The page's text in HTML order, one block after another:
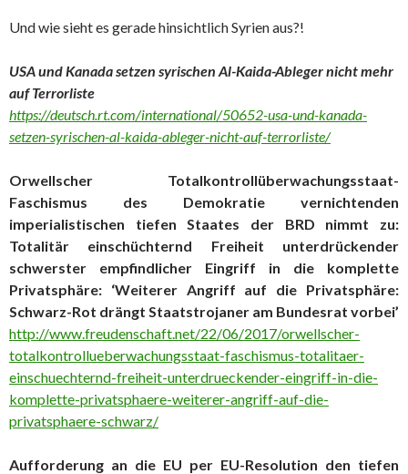
Und wie sieht es gerade hinsichtlich Syrien aus?!
USA und Kanada setzen syrischen Al-Kaida-Ableger nicht mehr
auf Terrorliste
https://deutsch.rt.com/international/50652-usa-und-kanada-
setzen-syrischen-al-kaida-ableger-nicht-auf-terrorliste/
Orwellscher Totalkontrollüberwachungsstaat-
Faschismus des Demokratie vernichtenden
imperialistischen tiefen Staates der BRD nimmt zu:
Totalitär einschüchternd Freiheit unterdrückender
schwerster empfindlicher Eingriff in die komplette
Privatsphäre: ‘Weiterer Angriff auf die Privatsphäre:
Schwarz-Rot drängt Staatstrojaner am Bundesrat vorbei’
http://www.freudenschaft.net/22/06/2017/orwellscher-
totalkontrollueberwachungsstaat-faschismus-totalitaer-
einschuechternd-freiheit-unterdrueckender-eingriff-in-die-
komplette-privatsphaere-weiterer-angriff-auf-die-
privatsphaere-schwarz/
Aufforderung an die EU per EU-Resolution den tiefen